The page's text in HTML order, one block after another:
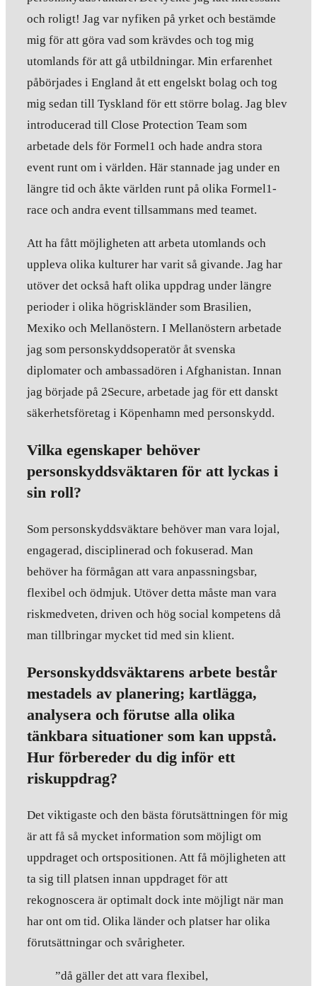
och roligt! Jag var nyfiken på yrket och bestämde
mig för att göra vad som krävdes och tog mig
utomlands för att gå utbildningar. Min erfarenhet
påbörjades i England åt ett engelskt bolag och tog
mig sedan till Tyskland för ett större bolag. Jag blev
introducerad till Close Protection Team som
arbetade dels för Formel1 och hade andra stora
event runt om i världen. Här stannade jag under en
längre tid och åkte världen runt på olika Formel1-
race och andra event tillsammans med teamet.
Att ha fått möjligheten att arbeta utomlands och
uppleva olika kulturer har varit så givande. Jag har
utöver det också haft olika uppdrag under längre
perioder i olika högriskländer som Brasilien,
Mexiko och Mellanöstern. I Mellanöstern arbetade
jag som personskyddsoperatör åt svenska
diplomater och ambassadören i Afghanistan. Innan
jag började på 2Secure, arbetade jag för ett danskt
säkerhetsföretag i Köpenhamn med personskydd.
Vilka egenskaper behöver
personskyddsväktaren för att lyckas i
sin roll?
Som personskyddsväktare behöver man vara lojal,
engagerad, disciplinerad och fokuserad. Man
behöver ha förmågan att vara anpassningsbar,
flexibel och ödmjuk. Utöver detta måste man vara
riskmedveten, driven och hög social kompetens då
man tillbringar mycket tid med sin klient.
Personskyddsväktarens arbete består
mestadels av planering; kartlägga,
analysera och förutse alla olika
tänkbara situationer som kan uppstå.
Hur förbereder du dig inför ett
riskuppdrag?
Det viktigaste och den bästa förutsättningen för mig
är att få så mycket information som möjligt om
uppdraget och ortspositionen. Att få möjligheten att
ta sig till platsen innan uppdraget för att
rekognoscera är optimalt dock inte möjligt när man
har ont om tid. Olika länder och platser har olika
förutsättningar och svårigheter.
”då gäller det att vara flexibel,